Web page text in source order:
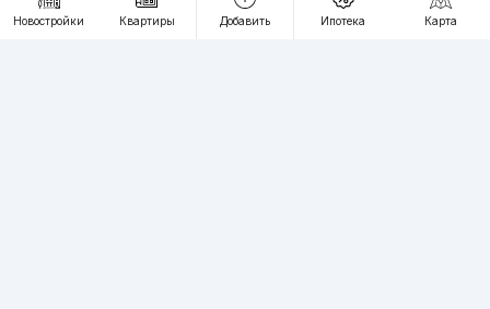
Новостройки Квартиры Добавить Ипотека Карта